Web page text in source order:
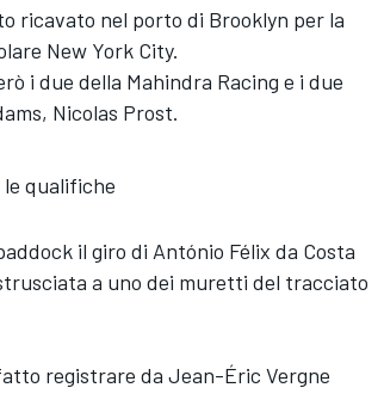
ricavato nel porto di Brooklyn per la
New York City.
i due della Mahindra Racing e i due
Nicolas Prost.
qualifiche
il giro di António Félix da Costa
a uno dei muretti del tracciato
registrare da Jean-Éric Vergne